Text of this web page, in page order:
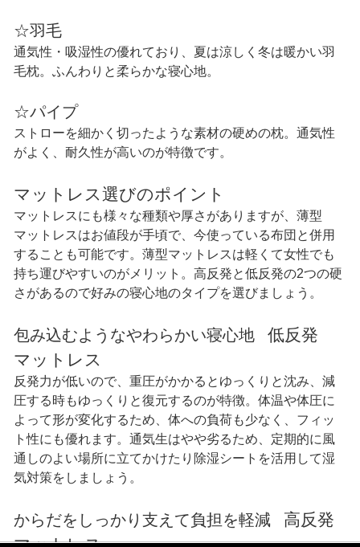
☆羽毛
通気性・吸湿性の優れており、夏は涼しく冬は暖かい羽
毛枕。ふんわりと柔らかな寝心地。
☆パイプ
ストローを細かく切ったような素材の硬めの枕。通気性
がよく、耐久性が高いのが特徴です。
マットレス選びのポイント
マットレスにも様々な種類や厚さがありますが、薄型
マットレスはお値段が手頃で、今使っている布団と併用
することも可能です。薄型マットレスは軽くて女性でも
持ち運びやすいのがメリット。高反発と低反発の2つの硬
さがあるので好みの寝心地のタイプを選びましょう。
包み込むようなやわらかい寝心地
低反発
マットレス
反発力が低いので、重圧がかかるとゆっくりと沈み、減
圧する時もゆっくりと復元するのが特徴。体温や体圧に
よって形が変化するため、体への負荷も少なく、フィッ
ト性にも優れます。通気生はやや劣るため、定期的に風
通しのよい場所に立てかけたり除湿シートを活用して湿
気対策をしましょう。
からだをしっかり支えて負担を軽減
高反発